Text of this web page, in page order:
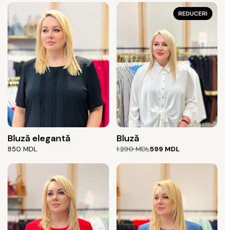
Bluză elegantă
850 MDL
REDUCERI
Bluză
1.290MDL
Prețul
a
1.290 MDL.
599 MDL
Prețul
este: